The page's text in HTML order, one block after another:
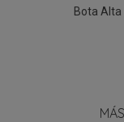
Bota Alta